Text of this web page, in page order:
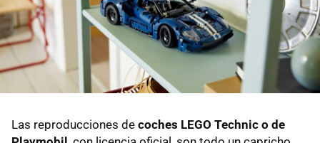
Las reproducciones de coches LEGO Technic o de